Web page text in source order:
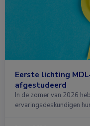
Eerste lichting
afgestudeerd
In de zomer van 2026
ervaringsdeskundigen